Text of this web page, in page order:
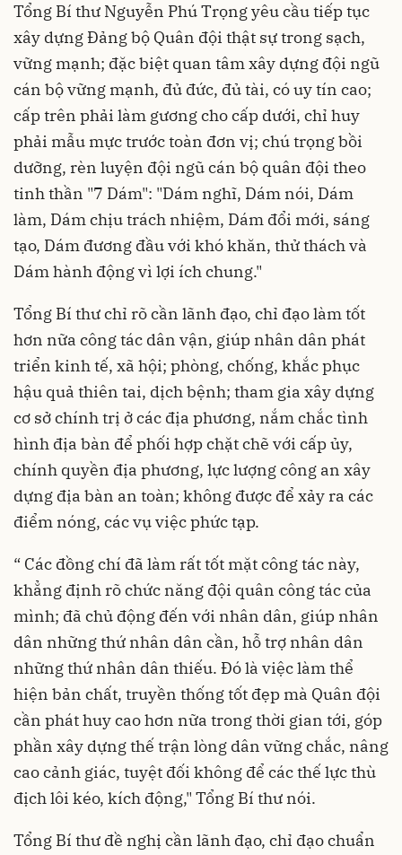
Tổng Bí thư Nguyễn Phú Trọng yêu cầu tiếp tục
xây dựng Đảng bộ Quân đội thật sự trong sạch,
vững mạnh; đặc biệt quan tâm xây dựng đội ngũ
cán bộ vững mạnh, đủ đức, đủ tài, có uy tín cao;
cấp trên phải làm gương cho cấp dưới, chỉ huy
phải mẫu mực trước toàn đơn vị; chú trọng bồi
dưỡng, rèn luyện đội ngũ cán bộ quân đội theo
tinh thần "7 Dám": "Dám nghĩ, Dám nói, Dám
làm, Dám chịu trách nhiệm, Dám đổi mới, sáng
tạo, Dám đương đầu với khó khăn, thử thách và
Dám hành động vì lợi ích chung."
Tổng Bí thư chỉ rõ cần lãnh đạo, chỉ đạo làm tốt
hơn nữa công tác dân vận, giúp nhân dân phát
triển kinh tế, xã hội; phòng, chống, khắc phục
hậu quả thiên tai, dịch bệnh; tham gia xây dựng
cơ sở chính trị ở các địa phương, nắm chắc tình
hình địa bàn để phối hợp chặt chẽ với cấp ủy,
chính quyền địa phương, lực lượng công an xây
dựng địa bàn an toàn; không được để xảy ra các
điểm nóng, các vụ việc phức tạp.
“ Các đồng chí đã làm rất tốt mặt công tác này,
khẳng định rõ chức năng đội quân công tác của
mình; đã chủ động đến với nhân dân, giúp nhân
dân những thứ nhân dân cần, hỗ trợ nhân dân
những thứ nhân dân thiếu. Đó là việc làm thể
hiện bản chất, truyền thống tốt đẹp mà Quân đội
cần phát huy cao hơn nữa trong thời gian tới, góp
phần xây dựng thế trận lòng dân vững chắc, nâng
cao cảnh giác, tuyệt đối không để các thế lực thù
địch lôi kéo, kích động," Tổng Bí thư nói.
Tổng Bí thư đề nghị cần lãnh đạo, chỉ đạo chuẩn